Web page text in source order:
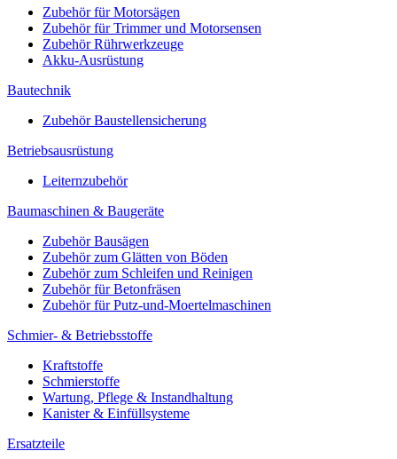
Zubehör für Motorsägen
Zubehör für Trimmer und Motorsensen
Zubehör Rührwerkzeuge
Akku-Ausrüstung
Bautechnik
Zubehör Baustellensicherung
Betriebsausrüstung
Leiternzubehör
Baumaschinen & Baugeräte
Zubehör Bausägen
Zubehör zum Glätten von Böden
Zubehör zum Schleifen und Reinigen
Zubehör für Betonfräsen
Zubehör für Putz-und-Moertelmaschinen
Schmier- & Betriebsstoffe
Kraftstoffe
Schmierstoffe
Wartung, Pflege & Instandhaltung
Kanister & Einfüllsysteme
Ersatzteile